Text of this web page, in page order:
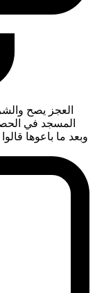
العجز يصح
المسجد في
وبعد ما باعوها